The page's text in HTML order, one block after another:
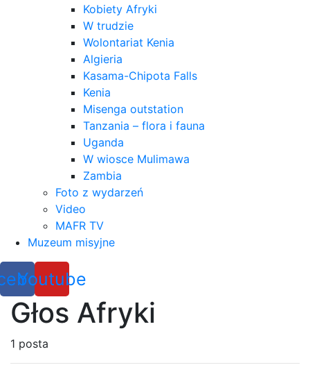
Kobiety Afryki
W trudzie
Wolontariat Kenia
Algieria
Kasama-Chipota Falls
Kenia
Misenga outstation
Tanzania – flora i fauna
Uganda
W wiosce Mulimawa
Zambia
Foto z wydarzeń
Video
MAFR TV
Muzeum misyjne
Youtube
Głos Afryki
1 posta